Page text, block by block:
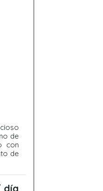
de
con
de
día